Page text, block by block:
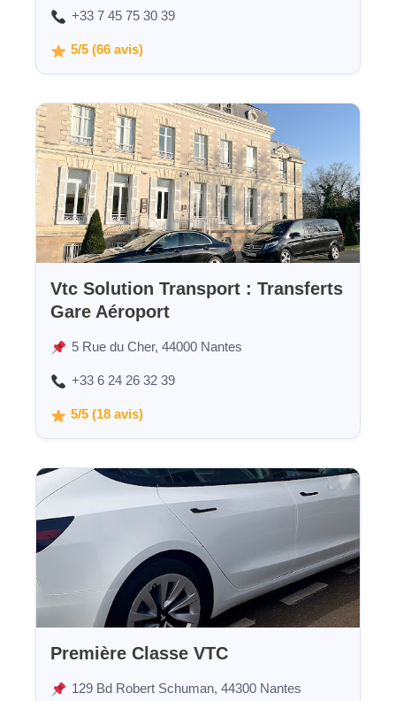
+33 7 45 75 30 39
5/5 (66 avis)
Vtc Solution Transport : Transferts
Gare Aéroport
5 Rue du Cher, 44000 Nantes
+33 6 24 26 32 39
5/5 (18 avis)
Première Classe VTC
129 Bd Robert Schuman, 44300 Nantes